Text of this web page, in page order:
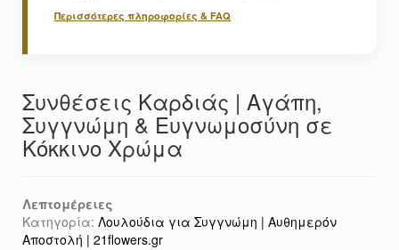
Περισσότερες πληροφορίες & FAQ
Συνθέσεις Καρδιάς | Αγάπη,
Συγγνώμη & Ευγνωμοσύνη σε
Κόκκινο Χρώμα
Λεπτομέρειες
Κατηγορία: Λουλούδια για Συγγνώμη | Αυθημερόν
Αποστολή | 21flowers.gr